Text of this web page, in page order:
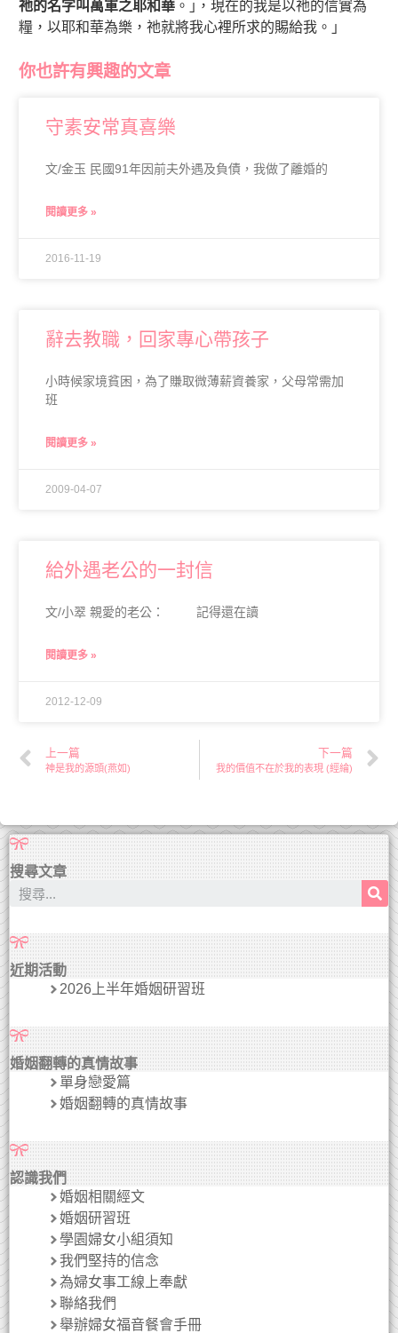
祂的名字叫萬軍之耶和華 。｣，現在的我是以祂的信實為
糧，以耶和華為樂，祂就將我心裡所求的賜給我。｣
你也許有興趣的文章
守素安常真喜樂
文/金玉 民國91年因前夫外遇及負債，我做了離婚的
閱讀更多 »
2016-11-19
辭去教職，回家專心帶孩子
小時候家境貧困，為了賺取微薄薪資養家，父母常需加
班
閱讀更多 »
2009-04-07
給外遇老公的一封信
文/小翠 親愛的老公： 記得還在讀
閱讀更多 »
2012-12-09
上一篇
神是我的源頭(燕如)
下一篇
我的價值不在於我的表現 (經綸)
搜尋文章
近期活動
2026上半年婚姻研習班
婚姻翻轉的真情故事
單身戀愛篇
婚姻翻轉的真情故事
認識我們
婚姻相關經文
婚姻研習班
學園婦女小組須知
我們堅持的信念
為婦女事工線上奉獻
聯絡我們
舉辦婦女福音餐會手冊